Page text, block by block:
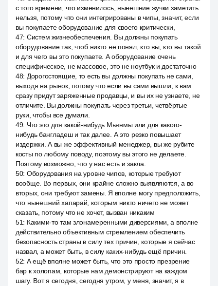
с того времени, что изменилось, нынешние жучки заметить
нельзя, потому что они интегрированы в чипы, значит, если
вы покупаете оборудование для своего критически,
47: Систем жизнеобеспечения. Вы должны покупать
оборудование так, чтоб никто не понял, кто вы, кто вы такой
и для чего вы это покупаете. А оборудование очень
специфическое, не массовое, это не ноутбук и достаточно
48: Дорогостоящие, то есть вы должны покупать не сами,
выходя на рынок, потому что если вы сами вышли, к вам
сразу придут заряженные продавцы, и вы их не узнаете, не
отличите. Вы должны покупать через третьи, четвёртые
руки, чтобы все думали.
49: Что это для какой-нибудь Мьянмы или для какого-
нибудь бангладеш и так далее. А это резко повышает
издержки. А вы же эффективный менеджер, вы же рубите
косты по любому поводу, поэтому вы этого не делаете.
Поэтому возможно, что у нас есть и закла.
50: Оборудования на уровне чипов, которые требуют
вообще. Во первых, они крайне сложно выявляются, а во
вторых, они требуют замены. Я вполне могу предположить,
что нынешний хапарай, которым никто ничего не может
сказать, потому что не хочет, вызван никаким
51: Какими-то там злонамеренными диверсиями, а вполне
действительно объективным стремлением обеспечить
безопасность страны в силу тех причин, которые я сейчас
назвал, а может быть, в силу каких-нибудь ещё причин.
52: А ещё вполне может быть, что это просто презрение
бар к холопам, которые нам демонстрируют на каждом
шагу. Вот я сегодня, сегодня утром, у меня, значит, я в